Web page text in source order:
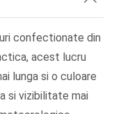
confectionate din
acest lucru
lunga si o culoare
si vizibilitate mai